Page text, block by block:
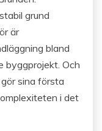
grund
är
bland
byggprojekt. Och
sina första
i det